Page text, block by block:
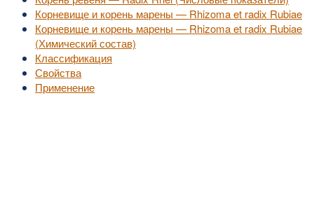
Корневище и корень марены — Rhizoma et radix Rubiae
Корневище и корень марены — Rhizoma et radix Rubiae
(Химический состав)
Классификация
Свойства
Применение